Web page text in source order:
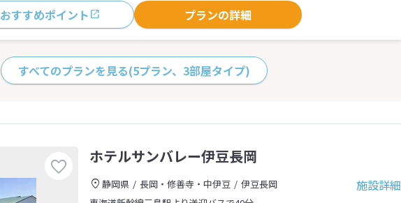
おすすめポイント プランの詳細
すべてのプランを見る(5プラン、3部屋タイプ)
ホテルサンバレー伊豆長岡
施設詳細
静岡県 長岡・修善寺・中伊豆
伊豆長岡